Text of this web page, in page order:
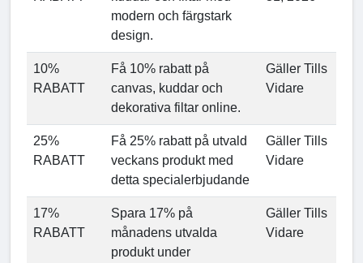
modern och färgstark
design.
10%
RABATT
Få 10% rabatt på
canvas, kuddar och
dekorativa filtar online.
Gäller Tills
Vidare
25%
RABATT
Få 25% rabatt på utvald
veckans produkt med
detta specialerbjudande
Gäller Tills
Vidare
17%
RABATT
Spara 17% på
månadens utvalda
produkt under
Gäller Tills
Vidare